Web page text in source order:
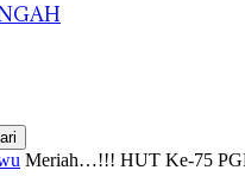
Meriah…!!! HUT Ke-75